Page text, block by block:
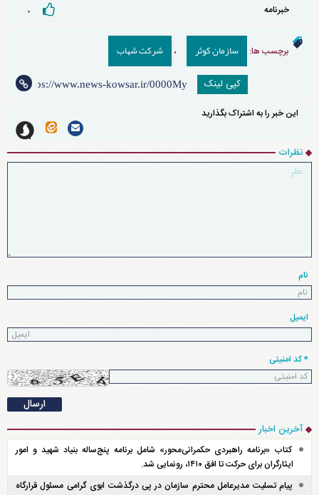
خبرنامه ۰
برچسب ها: سازمان کوثر ، شرکت شهاب
کپی لینک
این خبر را به اشتراک بگذارید
نظرات
نام
ایمیل
* کد امنیتی
آخرین اخبار
کتاب «برنامه راهبردی حکمرانی‌محور» شامل برنامه پنج‌ساله بنیاد شهید و امور
ایثارگران برای حرکت تا افق ۱۴۱۰، رونمایی شد.
پیام تسلیت مدیرعامل محترم سازمان در پی درگذشت ابوی گرامی مسئول قرارگاه